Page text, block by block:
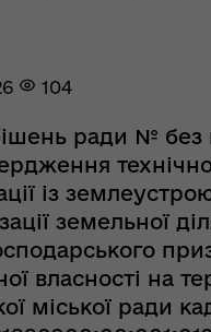
104
ради № без
із
земельної
власності на
міської ради